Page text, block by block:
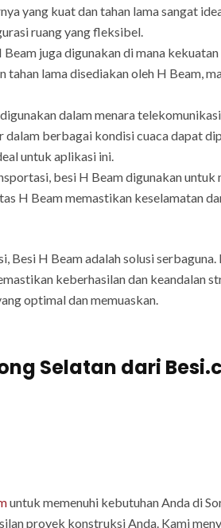
yang kuat dan tahan lama sangat
ruang yang fleksibel.
juga digunakan di mana
lama disediakan oleh H Beam,
dalam menara
berbagai kondisi cuaca dapat
untuk aplikasi ini.
besi H Beam digunakan untuk
H Beam memastikan keselamatan
H Beam adalah solusi serbaguna.
keberhasilan dan keandalan
optimal dan memuaskan.
Selatan dari
untuk memenuhi kebutuhan Anda di
proyek konstruksi Anda. Kami